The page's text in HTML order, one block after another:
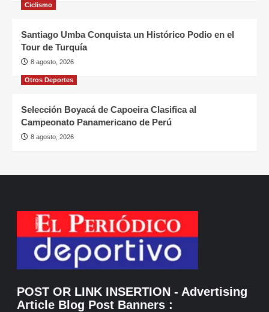
Ciclismo
Santiago Umba Conquista un Histórico Podio en el
Tour de Turquía
8 agosto, 2026
Otros Deportes
Selección Boyacá de Capoeira Clasifica al
Campeonato Panamericano de Perú
8 agosto, 2026
POST OR LINK INSERTION - Advertising
Article Blog Post Banners :